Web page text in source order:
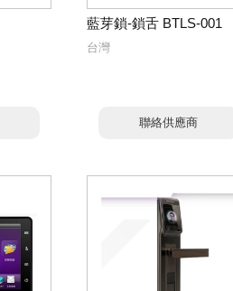
藍芽鎖-鎖舌 BTLS-001
台灣
聯絡供應商